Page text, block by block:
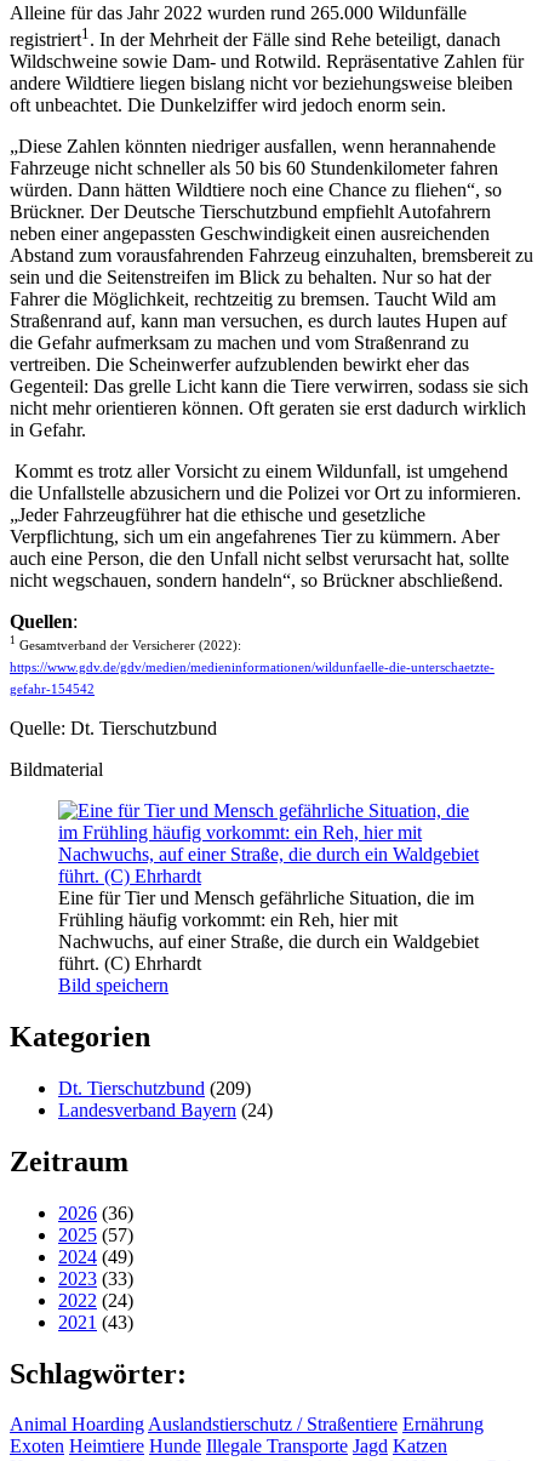
Alleine für das Jahr 2022 wurden rund 265.000 Wildunfälle
registriert1 . In der Mehrheit der Fälle sind Rehe beteiligt, danach
Wildschweine sowie Dam- und Rotwild. Repräsentative Zahlen für
andere Wildtiere liegen bislang nicht vor beziehungsweise bleiben
oft unbeachtet. Die Dunkelziffer wird jedoch enorm sein.
„Diese Zahlen könnten niedriger ausfallen, wenn herannahende
Fahrzeuge nicht schneller als 50 bis 60 Stundenkilometer fahren
würden. Dann hätten Wildtiere noch eine Chance zu fliehen“, so
Brückner. Der Deutsche Tierschutzbund empfiehlt Autofahrern
neben einer angepassten Geschwindigkeit einen ausreichenden
Abstand zum vorausfahrenden Fahrzeug einzuhalten, bremsbereit zu
sein und die Seitenstreifen im Blick zu behalten. Nur so hat der
Fahrer die Möglichkeit, rechtzeitig zu bremsen. Taucht Wild am
Straßenrand auf, kann man versuchen, es durch lautes Hupen auf
die Gefahr aufmerksam zu machen und vom Straßenrand zu
vertreiben. Die Scheinwerfer aufzublenden bewirkt eher das
Gegenteil: Das grelle Licht kann die Tiere verwirren, sodass sie sich
nicht mehr orientieren können. Oft geraten sie erst dadurch wirklich
in Gefahr.
Kommt es trotz aller Vorsicht zu einem Wildunfall, ist umgehend
die Unfallstelle abzusichern und die Polizei vor Ort zu informieren.
„Jeder Fahrzeugführer hat die ethische und gesetzliche
Verpflichtung, sich um ein angefahrenes Tier zu kümmern. Aber
auch eine Person, die den Unfall nicht selbst verursacht hat, sollte
nicht wegschauen, sondern handeln“, so Brückner abschließend.
Quellen:
1 Gesamtverband der Versicherer (2022):
https://www.gdv.de/gdv/medien/medieninformationen/wildunfaelle-die-unterschaetzte-
gefahr-154542
Quelle: Dt. Tierschutzbund
Bildmaterial
Eine für Tier und Mensch gefährliche Situation, die im
Frühling häufig vorkommt: ein Reh, hier mit
Nachwuchs, auf einer Straße, die durch ein Waldgebiet
führt. (C) Ehrhardt
Bild speichern
Kategorien
Dt. Tierschutzbund (209)
Landesverband Bayern (24)
Zeitraum
2026 (36)
2025 (57)
2024 (49)
2023 (33)
2022 (24)
2021 (43)
Schlagwörter:
Animal HoardingAuslandstierschutz / Straßentiere Ernährung
Exoten Heimtiere Hunde Illegale Transporte Jagd Katzen